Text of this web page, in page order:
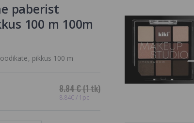
paberist
100 m 100m
pikkus 100 m
8.84 €(1 tk)
8.84€ / 1pc